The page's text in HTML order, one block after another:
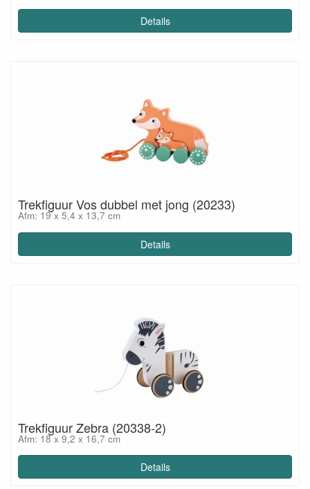
Details
Trekfiguur Vos dubbel met jong (20233)
Afm: 19 x 5,4 x 13,7 cm
Details
Trekfiguur Zebra (20338-2)
Afm: 18 x 9,2 x 16,7 cm
Details